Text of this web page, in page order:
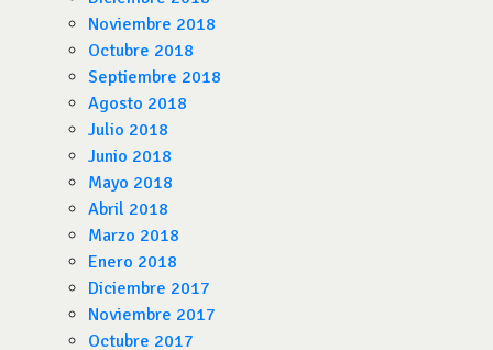
Noviembre 2018
Octubre 2018
Septiembre 2018
Agosto 2018
Julio 2018
Junio 2018
Mayo 2018
Abril 2018
Marzo 2018
Enero 2018
Diciembre 2017
Noviembre 2017
Octubre 2017